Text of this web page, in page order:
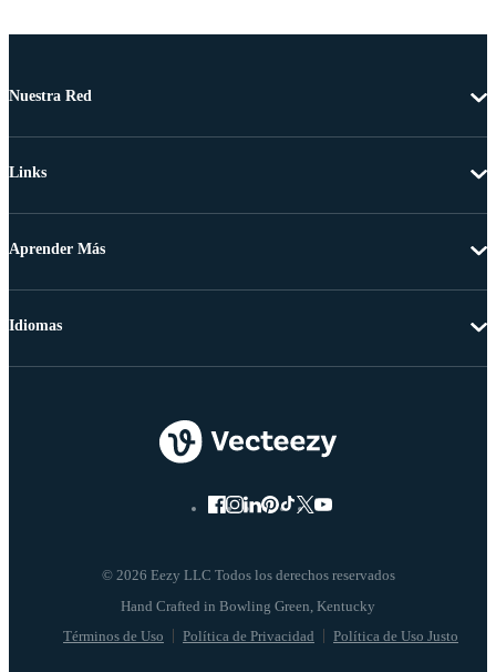
Nuestra Red
Links
Aprender Más
© 2026 Eezy LLC Todos los derechos reservados
Términos de Uso Política de Privacidad Política de Uso Justo
Idiomas